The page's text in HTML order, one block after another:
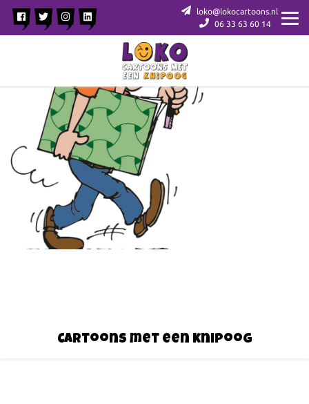
loko@lokocartoons.nl
06 33 63 60 14
Cartoons met een knipoog